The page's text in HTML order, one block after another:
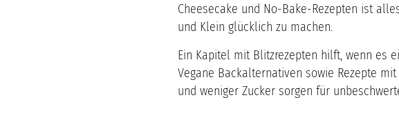
Cheesecake und No-Bake-Rezepten ist
und Klein glücklich zu machen.
Ein Kapitel mit Blitzrezepten hilft, wenn es
Vegane Backalternativen sowie Rezepte
und weniger Zucker sorgen für